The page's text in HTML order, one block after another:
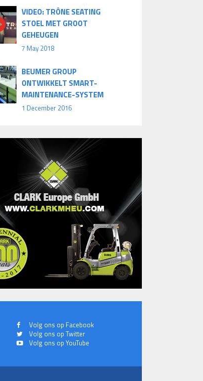
VIDEO: TRÔNE SEATING
STOEL MET GROOT
GEHEUGEN
7 May 2018
BEUMER GROUP
ONTWIKKELT SMART-
MAINTENANCE-SYSTEM
1 December 2016
Volg ons op Facebook
Volg ons op Twitter
Volg ons op YouTube